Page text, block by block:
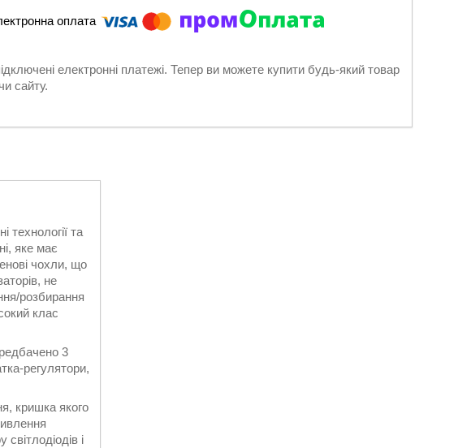
електронні платежі. Тепер ви можете купити будь-який товар
сайту.
технології та
яке має
чохли, що
не
розбирання
клас
3
регулятори,
кришка якого
і